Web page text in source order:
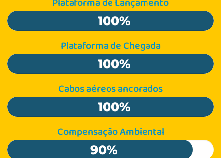
Plataforma de Lançamento
100%
Plataforma de Chegada
100%
Cabos aéreos ancorados
100%
Compensação Ambiental
90%